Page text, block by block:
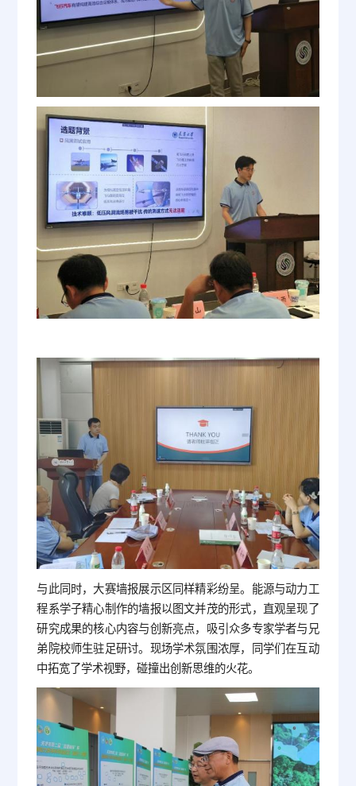
与此同时，大赛墙报展示区同样精彩纷呈。能源与动力工
程系学子精心制作的墙报以图文并茂的形式，直观呈现了
研究成果的核心内容与创新亮点，吸引众多专家学者与兄
弟院校师生驻足研讨。现场学术氛围浓厚，同学们在互动
中拓宽了学术视野，碰撞出创新思维的火花。